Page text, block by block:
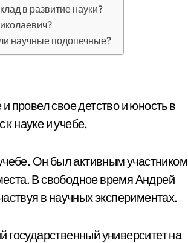
в развитие науки?
научные подопечные?
свое детство и юность в
науке и учебе.
Он был активным участником
В свободное время Андрей
в научных экспериментах.
университет на